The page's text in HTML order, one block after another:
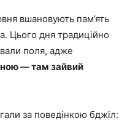
вшановують пам’ять
Цього дня традиційно
поля, адже
— там зайвий
за поведінкою бджіл: